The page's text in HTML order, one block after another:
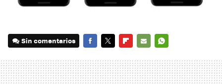
Sin comentarios
MAIL